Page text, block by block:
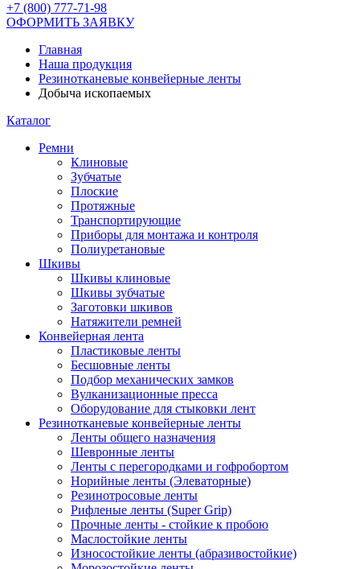
+7 (800) 777-71-98
ОФОРМИТЬ ЗАЯВКУ
Главная
Наша продукция
Резинотканевые конвейерные ленты
Добыча ископаемых
Каталог
Ремни
Клиновые
Зубчатые
Плоские
Протяжные
Транспортирующие
Приборы для монтажа и контроля
Полиуретановые
Шкивы
Шкивы клиновые
Шкивы зубчатые
Заготовки шкивов
Натяжители ремней
Конвейерная лента
Пластиковые ленты
Бесшовные ленты
Подбор механических замков
Вулканизационные пресса
Оборудование для стыковки лент
Резинотканевые конвейерные ленты
Ленты общего назначения
Шевронные ленты
Ленты с перегородками и гофробортом
Норийные ленты (Элеваторные)
Резинотросовые ленты
Рифленые ленты (Super Grip)
Прочные ленты - стойкие к пробою
Маслостойкие ленты
Износостойкие ленты (абразивостойкие)